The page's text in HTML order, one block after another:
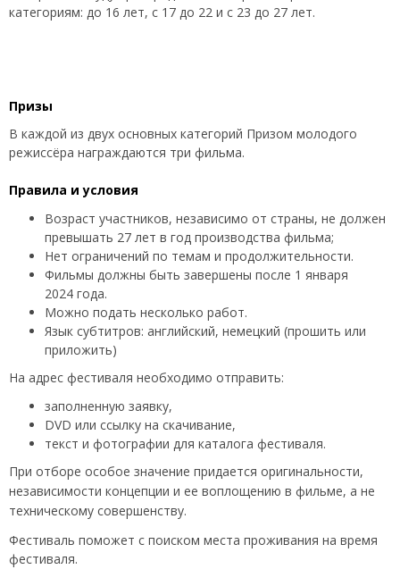
категориям: до 16 лет, с 17 до 22 и с 23 до 27 лет.
Призы
В каждой из двух основных категорий Призом молодого
режиссёра награждаются три фильма.
Правила и условия
Возраст участников, независимо от страны, не должен
превышать 27 лет в год производства фильма;
Нет ограничений по темам и продолжительности.
Фильмы должны быть завершены после 1 января
2024 года.
Можно подать несколько работ.
Язык субтитров: английский, немецкий (прошить или
приложить)
На адрес фестиваля необходимо отправить:
заполненную заявку,
DVD или ссылку на скачивание,
текст и фотографии для каталога фестиваля.
При отборе особое значение придается оригинальности,
независимости концепции и ее воплощению в фильме, а не
техническому совершенству.
Фестиваль поможет с поиском места проживания на время
фестиваля.